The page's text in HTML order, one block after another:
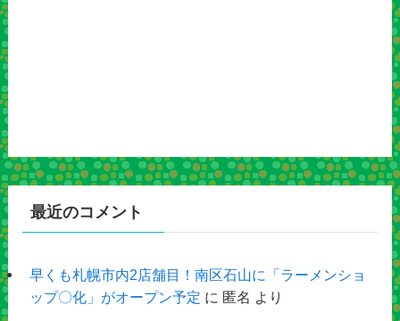
最近のコメント
早くも札幌市内2店舗目！南区石山に「ラーメンショ
ップ〇化」がオープン予定 に 匿名 より